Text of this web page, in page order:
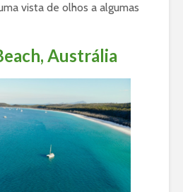
vista de olhos a algumas
Austrália